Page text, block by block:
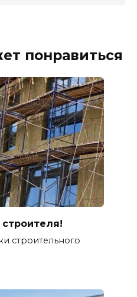
понравиться
строительного